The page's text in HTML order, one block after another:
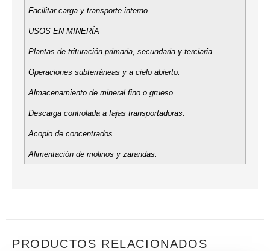
Facilitar carga y transporte interno.
USOS EN MINERÍA
Plantas de trituración primaria, secundaria y terciaria.
Operaciones subterráneas y a cielo abierto.
Almacenamiento de mineral fino o grueso.
Descarga controlada a fajas transportadoras.
Acopio de concentrados.
Alimentación de molinos y zarandas.
PRODUCTOS RELACIONADOS